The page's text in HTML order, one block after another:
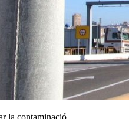
la contaminació